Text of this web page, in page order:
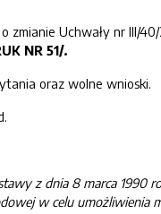
zmianie Uchwały nr III/
NR 51/.
oraz wolne wnioski.
z dnia 8 marca 1990
w celu umożliwienia